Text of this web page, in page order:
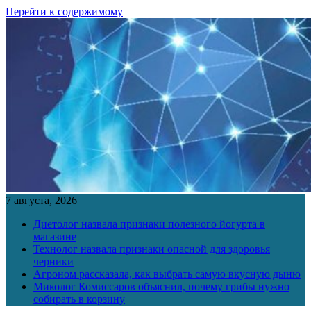
Перейти к содержимому
7 августа, 2026
Диетолог назвала признаки полезного йогурта в
магазине
Технолог назвала признаки опасной для здоровья
черники
Агроном рассказала, как выбрать самую вкусную дыню
Миколог Комиссаров объяснил, почему грибы нужно
собирать в корзину